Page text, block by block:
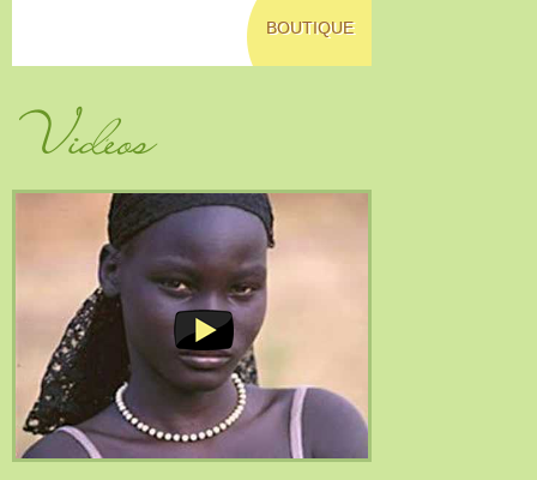
BOUTIQUE
Vidéos